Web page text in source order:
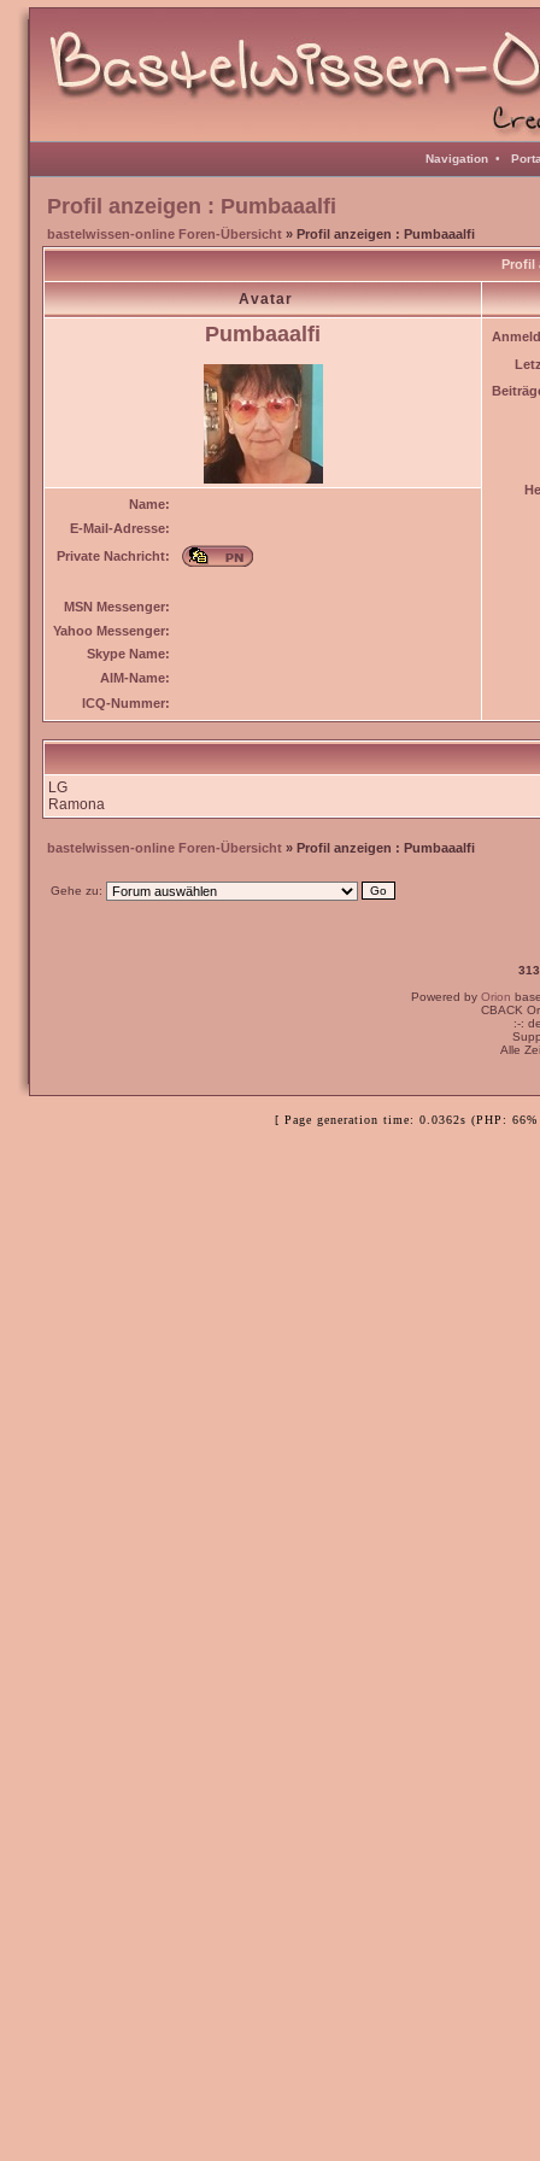
Navigation •
Profil anzeigen : Pumbaaalfi
bastelwissen-online Foren-Übersicht » Profil anzeigen : Pumbaaalfi
Profil
Avatar
Pumbaaalfi
Name:
E-Mail-Adresse:
Private Nachricht:
MSN Messenger:
Yahoo Messenger:
Skype Name:
AIM-Name:
ICQ-Nummer:
LG
Ramona
bastelwissen-online Foren-Übersicht » Profil anzeigen : Pumbaaalfi
Gehe zu:
Powered by Orion
CBACK
:-:
Alle
[ Page generation time: 0.0362s (PHP: